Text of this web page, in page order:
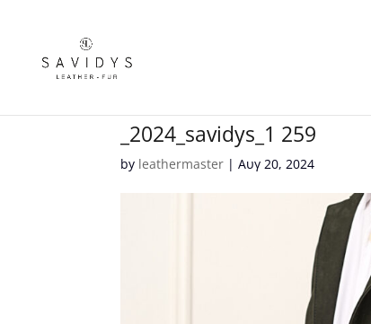
_2024_savidys_1 259
by leathermaster |Αυγ 20, 2024